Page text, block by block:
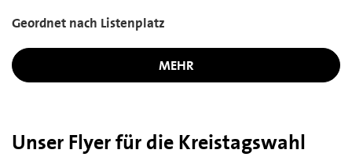
Geordnet nach Listenplatz
MEHR
Unser Flyer für die Kreistagswahl